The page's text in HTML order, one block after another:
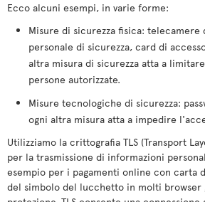
Ecco alcuni esempi, in varie forme:
Misure di sicurezza fisica: telecamere
personale di sicurezza, card di
altra misura di sicurezza atta a
persone autorizzate.
Misure tecnologiche di sicurezza:
ogni altra misura atta a impedire
Utilizziamo la crittografia TLS (Transport
per la trasmissione di informazioni
esempio per i pagamenti online con carta
del simbolo del lucchetto in molti browser